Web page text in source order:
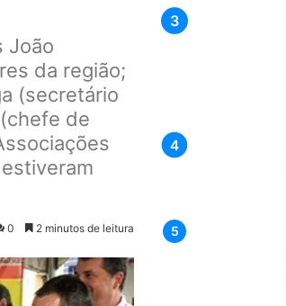
João
da região;
(secretário
de
0 2 minutos de leitura